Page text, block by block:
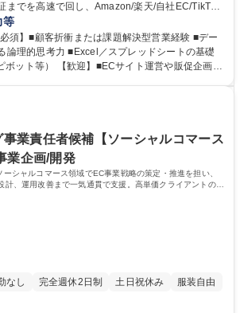
までを高速で回し、Amazon/楽天/自社EC/TikTok
業成長を実現する実行型ポジションです。 ■売
る課題抽出、改善施策の立案・実行 ■販売施策・
の提案と実行ディレクション ■広告運用や商品ペ
場リサーチの実施 ■制作・運用部門との調整や施
う】
等
須】■顧客折衝または課題解決型営業経験 ■デー
論理的思考力 ■Excel／スプレッドシートの基礎
イト運営や販促企画・
提案経験 ■SEO・LP改善・GAなどWebマーケや
内外との協働・プロジェクト推進経験やチーム
業責任者候補【ソーシャルコマース
業企画/開発
シャルコマース領域でEC事業戦略の策定・推進を担い、
計、運用改善まで一気通貫で支援。高単価クライアントの戦
を牽引します。
なし 完全週休2日制 土日祝休み 服装自由